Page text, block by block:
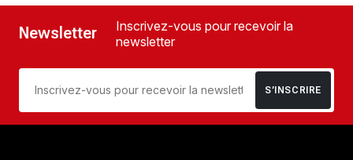
Newsletter
Inscrivez-vous pour recevoir la
newsletter
S’INSCRIRE